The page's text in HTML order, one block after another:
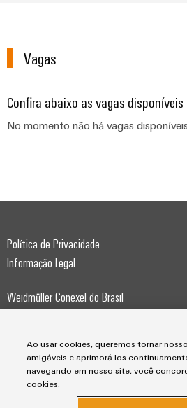
para
de
recursos
Hidrogênio
O
tecnologia
fundamental
para
transição
Segurança
industrial
gerenciamento
energia
Plataforma
serviços
easyConnect
Controlador
centrais
eletrônica
PV
boxes
Fieldbus
Automação
Interface
OCI
globais
Experiência
Vagas
Confira abaixo as vagas disponíveis
No momento não há vagas disponíveis.
Política de Privacidade
Informação Legal
Weidmüller Conexel do Brasil
09950-370, Diadema, SP
Telefone +55 11 4366-9600
Ao usar cookies, queremos tornar
amigáveis e aprimorá-los
navegando em nosso site, você
cookies.